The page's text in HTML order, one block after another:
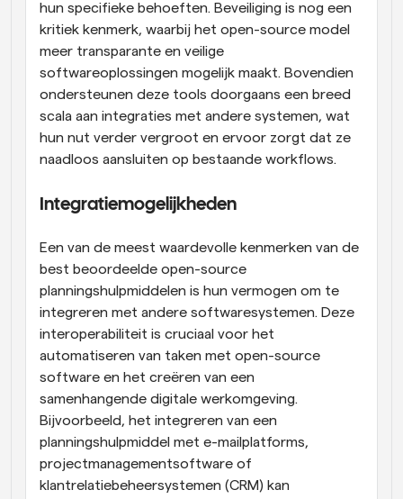
hun specifieke behoeften. Beveiliging is nog een
kritiek kenmerk, waarbij het open-source model
meer transparante en veilige
softwareoplossingen mogelijk maakt. Bovendien
ondersteunen deze tools doorgaans een breed
scala aan integraties met andere systemen, wat
hun nut verder vergroot en ervoor zorgt dat ze
naadloos aansluiten op bestaande workflows.
Integratiemogelijkheden
Een van de meest waardevolle kenmerken van de
best beoordeelde open-source
planningshulpmiddelen is hun vermogen om te
integreren met andere softwaresystemen. Deze
interoperabiliteit is cruciaal voor het
automatiseren van taken met open-source
software en het creëren van een
samenhangende digitale werkomgeving.
Bijvoorbeeld, het integreren van een
planningshulpmiddel met e-mailplatforms,
projectmanagementsoftware of
klantrelatiebeheersystemen (CRM) kan